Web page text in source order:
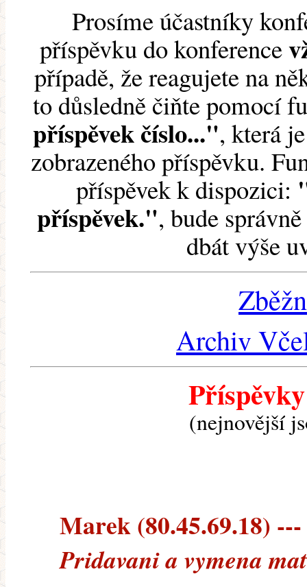
Prosíme účastníky
příspěvku do konference
případě, že reagujete na
to důsledně čiňte pomocí
příspěvek číslo...", která
zobrazeného příspěvku.
příspěvek k dispozici:
příspěvek.", bude
dbát výše
Archiv
(nejnovější
Marek (80.45.69.18) ---
Pridavani a vymena